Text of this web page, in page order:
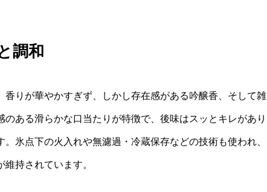
調和
りが華やかすぎず、しかし存在感がある吟醸香、そして雑
ある滑らかな口当たりが特徴で、後味はスッとキレがあり
氷点下の火入れや無濾過・冷蔵保存などの技術も使われ、
持されています。